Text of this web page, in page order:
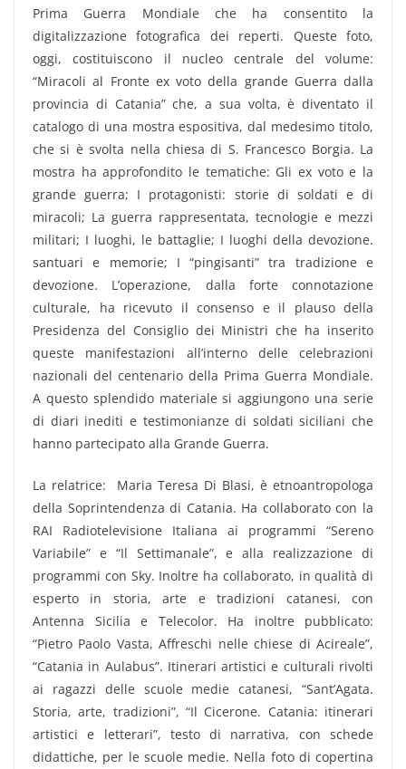
Prima Guerra Mondiale che ha consentito la
digitalizzazione fotografica dei reperti. Queste foto,
oggi, costituiscono il nucleo centrale del volume:
“Miracoli al Fronte ex voto della grande Guerra dalla
provincia di Catania” che, a sua volta, è diventato il
catalogo di una mostra espositiva, dal medesimo titolo,
che si è svolta nella chiesa di S. Francesco Borgia. La
mostra ha approfondito le tematiche: Gli ex voto e la
grande guerra; I protagonisti: storie di soldati e di
miracoli; La guerra rappresentata, tecnologie e mezzi
militari; I luoghi, le battaglie; I luoghi della devozione.
santuari e memorie; I “pingisanti” tra tradizione e
devozione. L’operazione, dalla forte connotazione
culturale, ha ricevuto il consenso e il plauso della
Presidenza del Consiglio dei Ministri che ha inserito
queste manifestazioni all’interno delle celebrazioni
nazionali del centenario della Prima Guerra Mondiale.
A questo splendido materiale si aggiungono una serie
di diari inediti e testimonianze di soldati siciliani che
hanno partecipato alla Grande Guerra.
La relatrice: Maria Teresa Di Blasi, è etnoantropologa
della Soprintendenza di Catania. Ha collaborato con la
RAI Radiotelevisione Italiana ai programmi “Sereno
Variabile” e “Il Settimanale”, e alla realizzazione di
programmi con Sky. Inoltre ha collaborato, in qualità di
esperto in storia, arte e tradizioni catanesi, con
Antenna Sicilia e Telecolor. Ha inoltre pubblicato:
“Pietro Paolo Vasta, Affreschi nelle chiese di Acireale”,
“Catania in Aulabus”. Itinerari artistici e culturali rivolti
ai ragazzi delle scuole medie catanesi, “Sant’Agata.
Storia, arte, tradizioni”, “Il Cicerone. Catania: itinerari
artistici e letterari”, testo di narrativa, con schede
didattiche, per le scuole medie. Nella foto di copertina